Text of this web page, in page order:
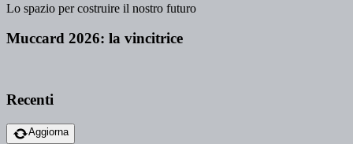
Lo spazio per costruire il nostro futuro
Muccard 2026: la vincitrice
Recenti
Aggiorna